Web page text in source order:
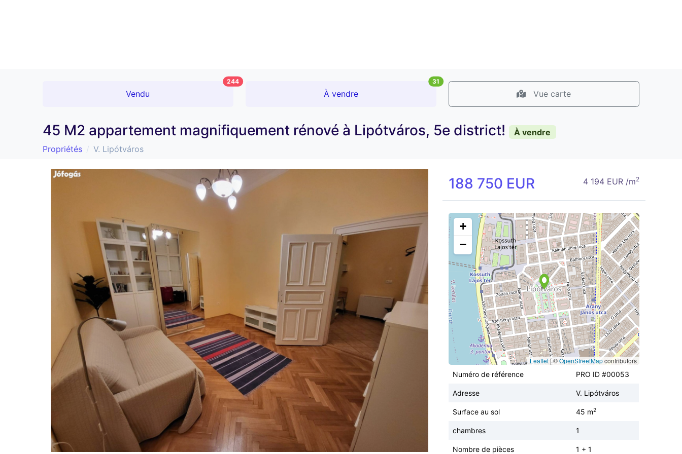
Vendu
244
À vendre
31
Vue carte
45 M2 appartement magnifiquement rénové à Lipótváros, 5e district!
À vendre
Propriétés
V. Lipótváros
188 750 EUR 4 194 EUR /m2
+
−
Leaflet|©OpenStreetMapcontributors
Numéro de référence
PRO ID #00053
Adresse V. Lipótváros
Surface au sol 45 m2
chambres 1
Nombre de pièces 1 + 1